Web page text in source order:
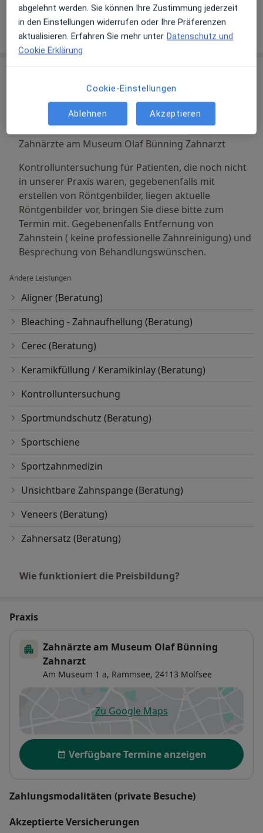
Mehr Details anzeigen
über Erfahrungen
Erstuntersuchung (Neupatient/in)
Am Museum 1 a, Molfsee
Mehr erfahren
Zahnärzte am Museum Olaf Bünning Zahnarzt
Kontrolluntersuchung für Patienten, die noch nicht
in unserer Praxis waren, gegebenenfalls mit
erstellen von Röntgenbilder, liegen aktuelle
Röntgenbilder vor, bringen Sie diese bitte zum
Termin mit. Gegebenenfalls Entfernung von
Zahnstein ( keine professionelle Zahnreinigung) und
Besprechung von Behandlungswünschen.
Andere Leistungen
Aligner (Beratung)
Bleaching - Zahnaufhellung (Beratung)
Cerec (Beratung)
Keramikfüllung / Keramikinlay (Beratung)
Kontrolluntersuchung
Sportmundschutz (Beratung)
Sportschiene
Sportzahnmedizin
Unsichtbare Zahnspange (Beratung)
Veneers (Beratung)
Zahnersatz (Beratung)
Wie funktioniert die Preisbildung?
Praxis
Zahnärzte am Museum Olaf Bünning
Zahnarzt
Am Museum 1 a, Rammsee, 24113 Molfsee
Zu Google Mapsöffnet in einer neuen
Verfügbarkeit
Verfügbare Termine anzeigen
Zahlungsmodalitäten (private Besuche)
Akzeptierte Versicherungen
abgelehnt werden. Sie können Ihre Zustimmung jederzeit
in den Einstellungen widerrufen oder Ihre Präferenzen
aktualisieren. Erfahren Sie mehr unter Datenschutz und
Cookie Erklärung
Cookie-Einstellungen
Ablehnen Akzeptieren